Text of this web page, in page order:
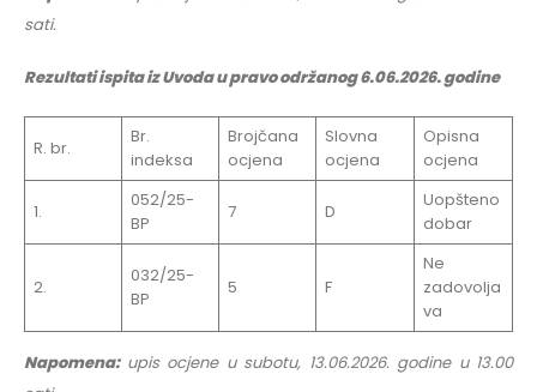
sati.
Rezultati ispita iz Uvoda u pravo održanog 6.06.2026. godine
R. br.
Br.
indeksa
Brojčana
ocjena
Slovna
ocjena
Opisna
ocjena
1.
052/25-
BP
7 D
Uopšteno
dobar
2.
032/25-
BP
5 F
Ne
zadovolja
va
Napomena: upis ocjene u subotu, 13.06.2026. godine u 13.00